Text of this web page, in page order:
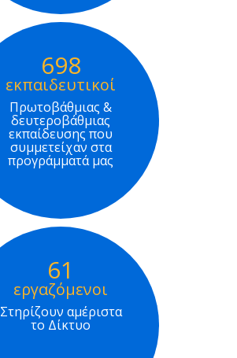
698
εκπαιδευτικοί
Πρωτοβάθμιας &
δευτεροβάθμιας
εκπαίδευσης που
συμμετείχαν στα
προγράμματά μας
61
εργαζόμενοι
Στηρίζουν αμέριστα
το Δίκτυο